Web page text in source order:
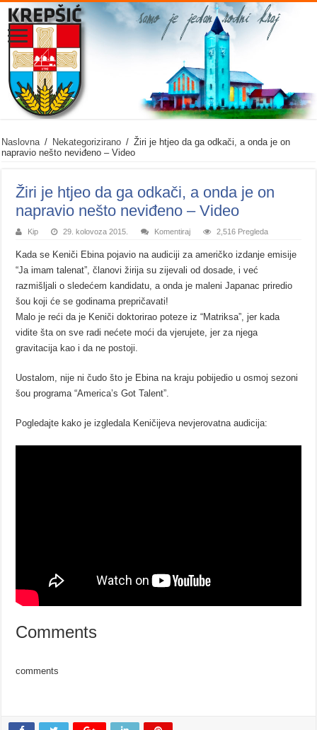
Naslovna / Nekategorizirano / Žiri je htjeo da ga odkači, a onda je on
napravio nešto neviđeno – Video
Žiri je htjeo da ga odkači, a onda je on
napravio nešto neviđeno – Video
Kip 29. kolovoza 2015. Komentiraj 2,516 Pregleda
Kada se Keniči Ebina pojavio na audiciji za američko izdanje emisije
“Ja imam talenat”, članovi žirija su zijevali od dosade, i već
razmišljali o sledećem kandidatu, a onda je maleni Japanac priredio
šou koji će se godinama prepričavati!
Malo je reći da je Keniči doktorirao poteze iz “Matriksa”, jer kada
vidite šta on sve radi nećete moći da vjerujete, jer za njega
gravitacija kao i da ne postoji.
Uostalom, nije ni čudo što je Ebina na kraju pobijedio u osmoj sezoni
šou programa “America’s Got Talent”.
Pogledajte kako je izgledala Keničijeva nevjerovatna audicija:
Comments
comments